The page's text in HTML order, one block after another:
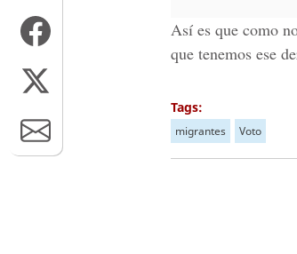
Así es que como
que tenemos ese
Tags:
migrantes Voto